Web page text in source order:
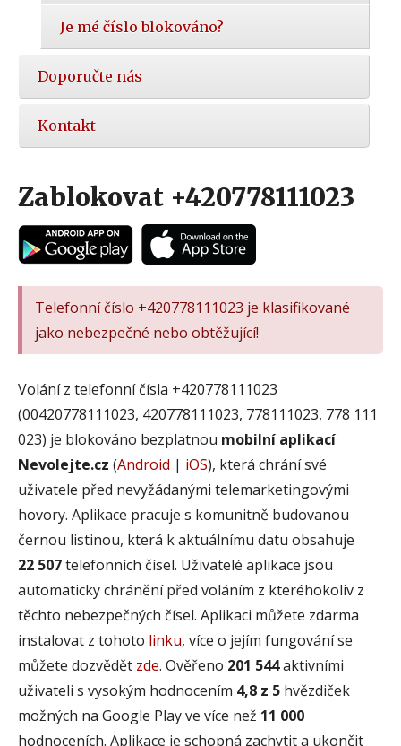
Je mé číslo blokováno?
Doporučte nás
Kontakt
Zablokovat +420778111023
Telefonní číslo +420778111023 je klasifikované
jako nebezpečné nebo obtěžující!
Volání z telefonní čísla +420778111023
(00420778111023, 420778111023, 778111023, 778 111
023) je blokováno bezplatnou mobilní aplikací
Nevolejte.cz (Android | iOS), která chrání své
uživatele před nevyžádanými telemarketingovými
hovory. Aplikace pracuje s komunitně budovanou
černou listinou, která k aktuálnímu datu obsahuje
22 507telefonních čísel. Uživatelé aplikace jsou
automaticky chránění před voláním z kteréhokoliv z
těchto nebezpečných čísel. Aplikaci můžete zdarma
instalovat z tohoto linku, více o jejím fungování se
můžete dozvědět zde. Ověřeno 201 544aktivními
uživateli s vysokým hodnocením 4,8 z 5 hvězdiček
možných na Google Play ve více než 11 000
hodnoceních. Aplikace je schopná zachytit a ukončit